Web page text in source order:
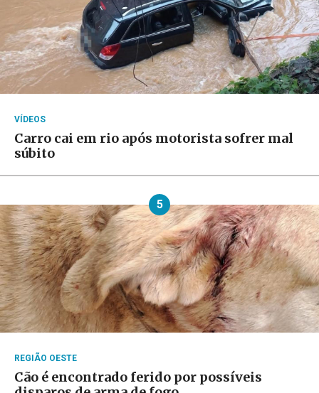
VÍDEOS
Carro cai em rio após motorista sofrer mal
súbito
5
REGIÃO OESTE
Cão é encontrado ferido por possíveis